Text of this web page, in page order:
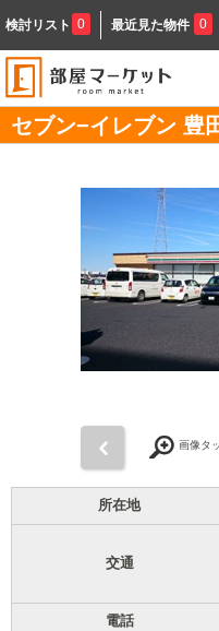
検討リスト 0 最近見た物件 0
セブン−イレブン 豊
画像タ
所在地
交通
電話